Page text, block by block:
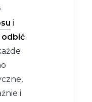
i
odbić
i